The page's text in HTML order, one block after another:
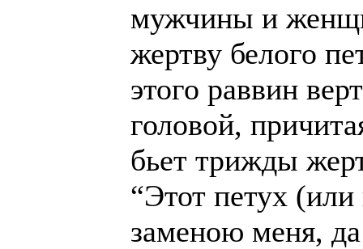
мужчины и
жертву белого
этого раввин
головой,
бьет трижды
“Этот петух
заменою меня,